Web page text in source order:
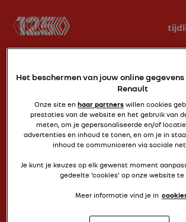
de latina
TORINO
Het beschermen van jouw online
Renault
Onze site en haar partners willen cookies
prestaties van de website en het gebruik van
meten, om je gepersonaliseerde en/of
advertenties en inhoud te tonen, en om je in
inhoud te communiceren via sociale
Je kunt je keuzes op elk gewenst moment
gedeelte ‘cookies’ op onze website te
Meer informatie vind je in